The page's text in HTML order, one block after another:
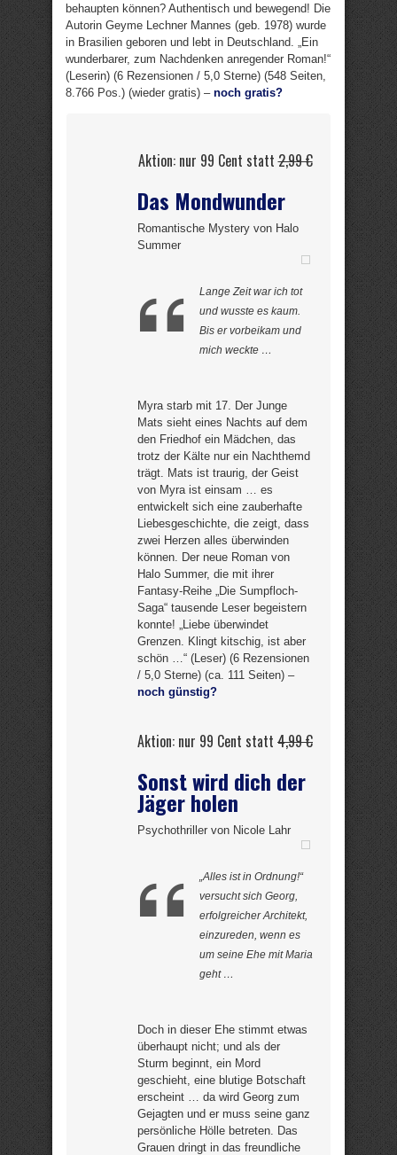
behaupten können? Authentisch und bewegend! Die
Autorin Geyme Lechner Mannes (geb. 1978) wurde
in Brasilien geboren und lebt in Deutschland. „Ein
wunderbarer, zum Nachdenken anregender Roman!“
(Leserin) (6 Rezensionen / 5,0 Sterne) (548 Seiten,
8.766 Pos.) (wieder gratis) – noch gratis?
Aktion: nur 99 Cent statt2,99 €
Das Mondwunder
Romantische Mystery von Halo
Summer
Lange Zeit war ich tot
und wusste es kaum.
Bis er vorbeikam und
mich weckte …
Myra starb mit 17. Der Junge
Mats sieht eines Nachts auf dem
den Friedhof ein Mädchen, das
trotz der Kälte nur ein Nachthemd
trägt. Mats ist traurig, der Geist
von Myra ist einsam … es
entwickelt sich eine zauberhafte
Liebesgeschichte, die zeigt, dass
zwei Herzen alles überwinden
können. Der neue Roman von
Halo Summer, die mit ihrer
Fantasy-Reihe „Die Sumpfloch-
Saga“ tausende Leser begeistern
konnte! „Liebe überwindet
Grenzen. Klingt kitschig, ist aber
schön …“ (Leser) (6 Rezensionen
/ 5,0 Sterne) (ca. 111 Seiten) –
noch günstig?
Aktion: nur 99 Cent statt 4,99 €
Sonst wird dich der
Jäger holen
Psychothriller von Nicole Lahr
„Alles ist in Ordnung!“
versucht sich Georg,
erfolgreicher Architekt,
einzureden, wenn es
um seine Ehe mit Maria
geht …
Doch in dieser Ehe stimmt etwas
überhaupt nicht; und als der
Sturm beginnt, ein Mord
geschieht, eine blutige Botschaft
erscheint … da wird Georg zum
Gejagten und er muss seine ganz
persönliche Hölle betreten. Das
Grauen dringt in das freundliche